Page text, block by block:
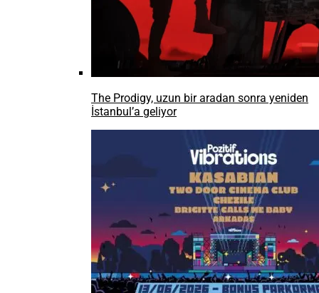
The Prodigy, uzun bir aradan sonra yeniden
İstanbul’a geliyor